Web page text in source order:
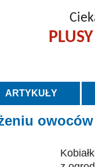
ARTYKUŁY